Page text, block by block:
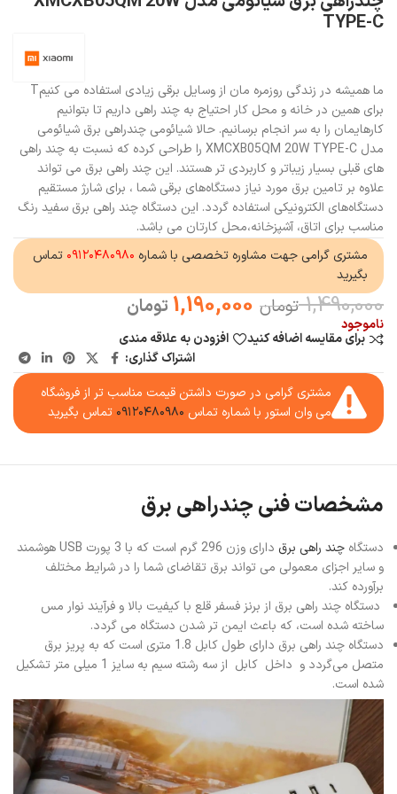
TYPE-C
ما همیشه در زندگی روزمره مان از وسایل برقی زیادی استفاده می کنیمT
برای همین در خانه و محل کار احتیاج به چند راهی داریم تا بتوانیم
کارهایمان را به سر انجام برسانیم. حالا شیائومی چندراهی برق شیائومی
مدل XMCXB05QM 20W TYPE-C را طراحی کرده که نسبت به چند راهی
های قبلی بسیار زیباتر و کاربردی تر هستند. این چند راهی برق می تواند
علاوه‌ بر تامین برق مورد نیاز دستگاه‌های برقی شما ، برای شارژ مستقیم
دستگاه‌های الکترونیکی استفاده گردد. این دستگاه چند راهی برق سفید رنگ
مناسب برای اتاق، آشپزخانه،محل کارتان می باشد.
مشتری گرامی جهت مشاوره تخصصی با شماره ۰۹۱۲۰۴۸۰۹۸۰ تماس
بگیرید
1,490,000 تومان 1,190,000 تومان
ناموجود
برای مقایسه اضافه کنید
افزودن به علاقه مندی
اشتراک گذاری:
مشتری گرامی در صورت داشتن قیمت مناسب تر از فروشگاه
می وان استور با شماره تماس ۰۹۱۲۰۴۸۰۹۸۰ تماس بگیرید
مشخصات فنی چندراهی برق
دستگاه چند راهی برق
دارای وزن 296 گرم است که با 3 پورت USB هوشمند
و سایر اجزای معمولی می تواند برق تقاضای شما را در شرایط مختلف
برآورده کند.
دستگاه چند راهی برق از برنز فسفر قلع با کیفیت بالا و فرآیند نوار مس
ساخته شده است، که باعث ایمن تر شدن دستگاه می گردد.
دستگاه چند راهی برق دارای طول کابل 1.8 متری است که به پریز برق
متصل می‌گردد و داخل کابل از سه رشته سیم به سایز 1 میلی متر تشکیل
شده است.